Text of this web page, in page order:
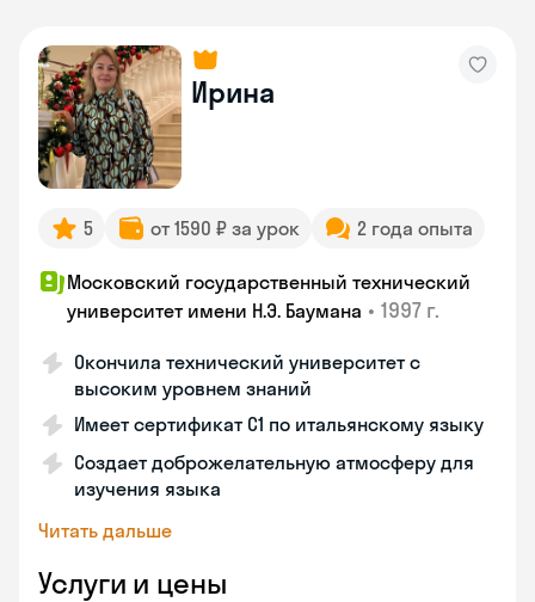
Ирина
5 от 1590 ₽ за урок 2 года опыта
Московский государственный технический
университет имени Н.Э. Баумана • 1997 г.
Окончила технический университет с
высоким уровнем знаний
Имеет сертификат C1 по итальянскому языку
Создает доброжелательную атмосферу для
изучения языка
Читать дальше
Услуги и цены